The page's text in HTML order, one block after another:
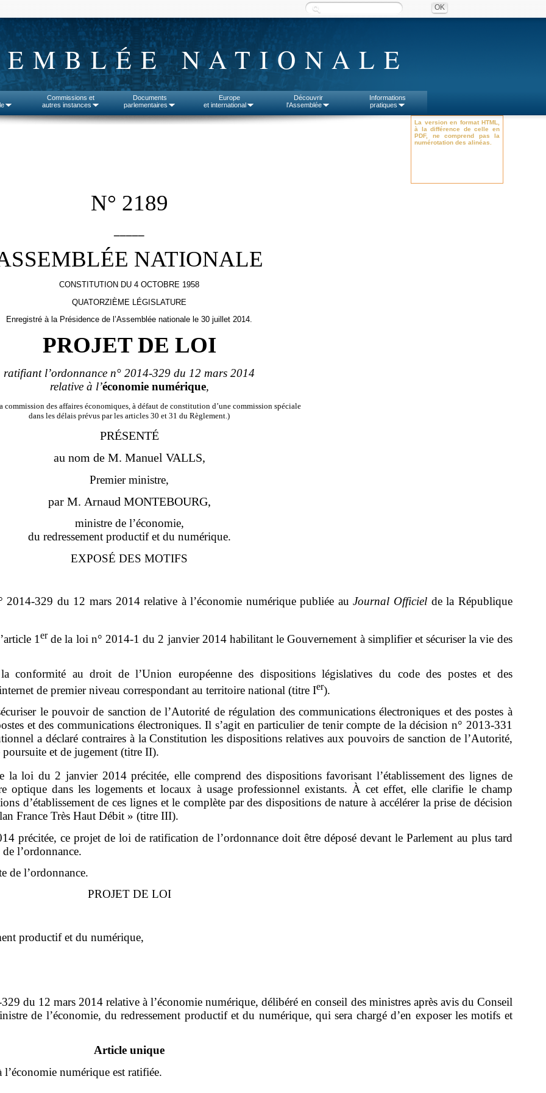
NATIONALE
Commissions et
autres instances
Documents
parlementaires
Europe
et international
Découvrir
l'Assemblée
Informations
pratiques
La version en format HTML,
à la différence de celle en
PDF, ne comprend pas la
numérotation des alinéas.
N° 2189
NATIONALE
CONSTITUTION DU 4 OCTOBRE 1958
QUATORZIÈME LÉGISLATURE
Enregistré à la Présidence de l’Assemblée nationale le 30 juillet 2014.
PROJET DE LOI
ratifiant l’ordonnance n° 2014-329 du 12 mars 2014
relative à l’économie numérique,
commission des affaires économiques, à défaut de constitution d’une commission spéciale
dans les délais prévus par les articles 30 et 31 du Règlement.)
PRÉSENTÉ
au nom de M. Manuel VALLS,
Premier ministre,
par M. Arnaud MONTEBOURG,
ministre de l’économie,
du redressement productif et du numérique.
EXPOSÉ DES MOTIFS
2014-329 du 12 mars 2014 relative à l’économie numérique publiée auJournal Officiel de la République
1erde la loi n° 2014-1 du 2 janvier 2014 habilitant le Gouvernement à simplifier et sécuriser la vie des
conformité au droit de l’Union européenne des dispositions législatives du code des postes et des
de premier niveau correspondant au territoire national (titre Ier).
le pouvoir de sanction de l’Autorité de régulation des communications électroniques et des postes à
et des communications électroniques. Il s’agit en particulier de tenir compte de la décision n° 2013-331
a déclaré contraires à la Constitution les dispositions relatives aux pouvoirs de sanction de l’Autorité,
et de jugement (titre II).
la loi du 2 janvier 2014 précitée, elle comprend des dispositions favorisant l’établissement des lignes de
optique dans les logements et locaux à usage professionnel existants. À cet effet, elle clarifie le champ
d’établissement de ces lignes et le complète par des dispositions de nature à accélérer la prise de décision
France Très Haut Débit » (titre III).
précitée, ce projet de loi de ratification de l’ordonnance doit être déposé devant le Parlement au plus tard
l’ordonnance.
de l’ordonnance.
PROJET DE LOI
productif et du numérique,
du 12 mars 2014 relative à l’économie numérique, délibéré en conseil des ministres après avis du Conseil
de l’économie, du redressement productif et du numérique, qui sera chargé d’en exposer les motifs et
Article unique
numérique est ratifiée.